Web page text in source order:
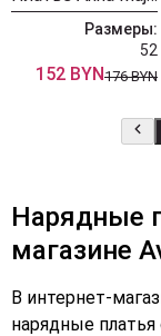
Размеры:
52
152 BYN176 BYN
Нарядные
магазине
В интернет-
нарядные платья